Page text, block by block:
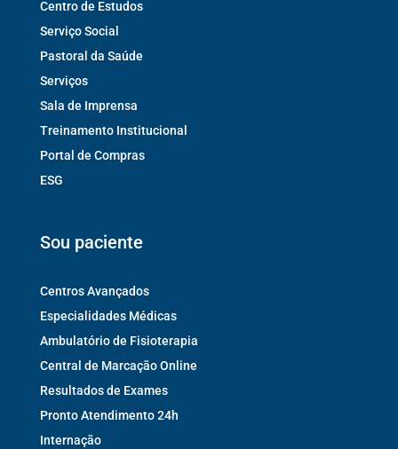
Centro de Estudos
Serviço Social
Pastoral da Saúde
Serviços
Sala de Imprensa
Treinamento Institucional
Portal de Compras
ESG
Sou paciente
Centros Avançados
Especialidades Médicas
Ambulatório de Fisioterapia
Central de Marcação Online
Resultados de Exames
Pronto Atendimento 24h
Internação